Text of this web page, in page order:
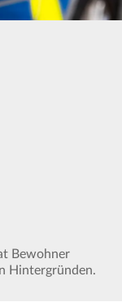
Bewohner
Hintergründen.